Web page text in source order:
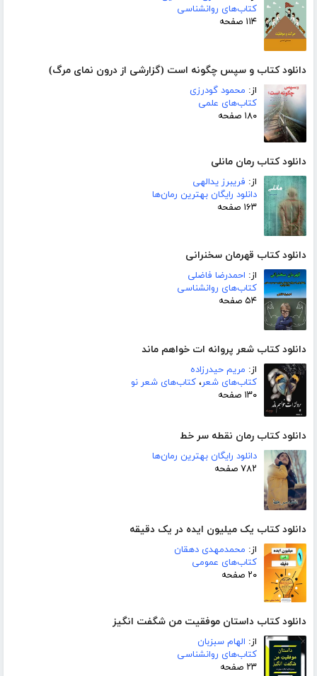
کتاب‌های روانشناسی
۱۱۴ صفحه
دانلود کتاب و سپس چگونه است (گزارشی از درون نمای مرگ)
از: محمود گودرزی
کتاب‌های علمی
۱۸۰ صفحه
دانلود کتاب رمان مانلی
از: فریبرز یدالهی
دانلود رایگان بهترین رمان‌ها
۱۶۳ صفحه
دانلود کتاب قهرمان سخنرانی
از: احمدرضا فاضلی
کتاب‌های روانشناسی
۵۴ صفحه
دانلود کتاب شعر پروانه ات خواهم ماند
از: مریم حیدرزاده
کتاب‌های شعر، کتاب‌های شعر نو
۱۳۰ صفحه
دانلود کتاب رمان نقطه سر خط
دانلود رایگان بهترین رمان‌ها
۷۸۲ صفحه
دانلود کتاب یک میلیون ایده در یک دقیقه
از: محمدمهدی دهقان
کتاب‌های عمومی
۲۰ صفحه
دانلود کتاب داستان موفقیت من شگفت انگیز
از: الهام سبزبان
کتاب‌های روانشناسی
۲۳ صفحه